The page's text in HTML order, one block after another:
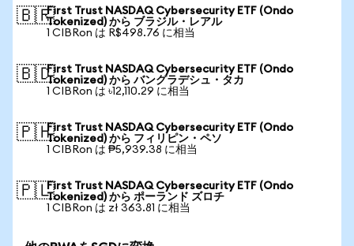
🇧🇷First Trust NASDAQ Cybersecurity ETF (Ondo
Tokenized) から ブラジル・レアル
1 CIBRon は R$498.76 に相当
🇧🇩First Trust NASDAQ Cybersecurity ETF (Ondo
Tokenized) から バングラデシュ・タカ
1 CIBRon は ৳12,110.29 に相当
🇵🇭First Trust NASDAQ Cybersecurity ETF (Ondo
Tokenized) から フィリピン・ペソ
1 CIBRon は ₱5,939.38 に相当
🇵🇱First Trust NASDAQ Cybersecurity ETF (Ondo
Tokenized) から ポーランド ズロチ
1 CIBRon は zł 363.81 に相当